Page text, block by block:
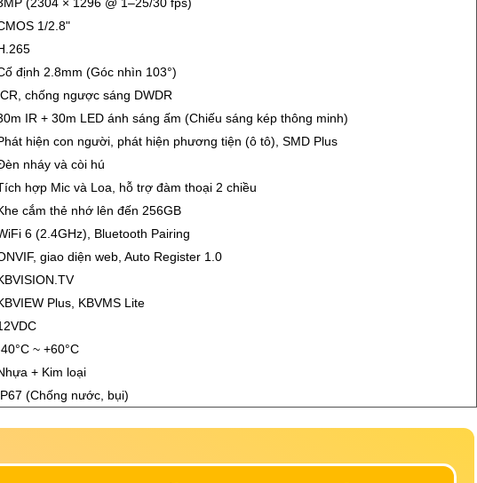
(2304 × 1296 @ 1–25/30 fps)
1/2.8"
định 2.8mm (Góc nhìn 103°)
chống ngược sáng DWDR
IR + 30m LED ánh sáng ấm (Chiếu sáng kép thông minh)
hiện con người, phát hiện phương tiện (ô tô), SMD Plus
nháy và còi hú
hợp Mic và Loa, hỗ trợ đàm thoại 2 chiều
cắm thẻ nhớ lên đến 256GB
6 (2.4GHz), Bluetooth Pairing
giao diện web, Auto Register 1.0
Plus, KBVMS Lite
~ +60°C
+ Kim loại
(Chống nước, bụi)